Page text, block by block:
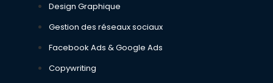
Design Graphique
Gestion des réseaux sociaux
Facebook Ads & Google Ads
Copywriting